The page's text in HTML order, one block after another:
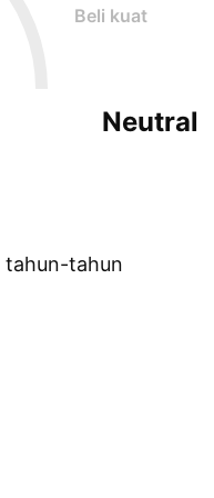
Beli kuat
Neutral
tahun-tahun